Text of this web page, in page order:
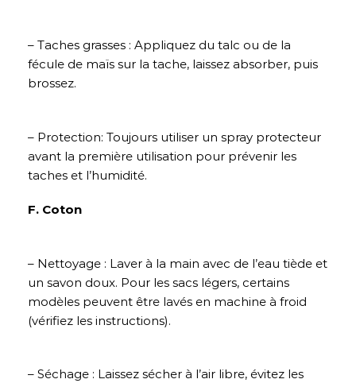
– Taches grasses : Appliquez du talc ou de la
fécule de maïs sur la tache, laissez absorber, puis
brossez.
– Protection: Toujours utiliser un spray protecteur
avant la première utilisation pour prévenir les
taches et l’humidité.
F. Coton
– Nettoyage : Laver à la main avec de l’eau tiède et
un savon doux. Pour les sacs légers, certains
modèles peuvent être lavés en machine à froid
(vérifiez les instructions).
– Séchage : Laissez sécher à l’air libre, évitez les